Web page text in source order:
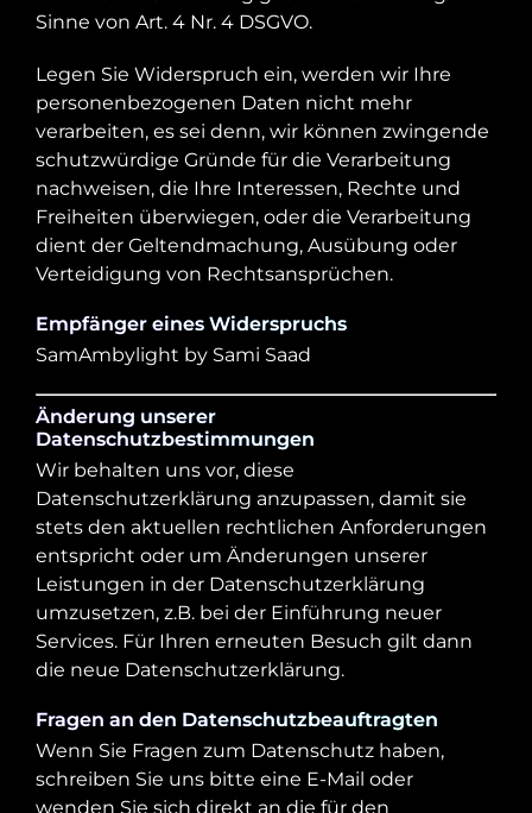
Sinne von Art. 4 Nr. 4 DSGVO.
Legen Sie Widerspruch ein, werden wir Ihre
personenbezogenen Daten nicht mehr
verarbeiten, es sei denn, wir können zwingende
schutzwürdige Gründe für die Verarbeitung
nachweisen, die Ihre Interessen, Rechte und
Freiheiten überwiegen, oder die Verarbeitung
dient der Geltendmachung, Ausübung oder
Verteidigung von Rechtsansprüchen.
Empfänger eines Widerspruchs
SamAmbylight by Sami Saad
Änderung unserer
Datenschutzbestimmungen
Wir behalten uns vor, diese
Datenschutzerklärung anzupassen, damit sie
stets den aktuellen rechtlichen Anforderungen
entspricht oder um Änderungen unserer
Leistungen in der Datenschutzerklärung
umzusetzen, z.B. bei der Einführung neuer
Services. Für Ihren erneuten Besuch gilt dann
die neue Datenschutzerklärung.
Fragen an den Datenschutzbeauftragten
Wenn Sie Fragen zum Datenschutz haben,
schreiben Sie uns bitte eine E-Mail oder
wenden Sie sich direkt an die für den